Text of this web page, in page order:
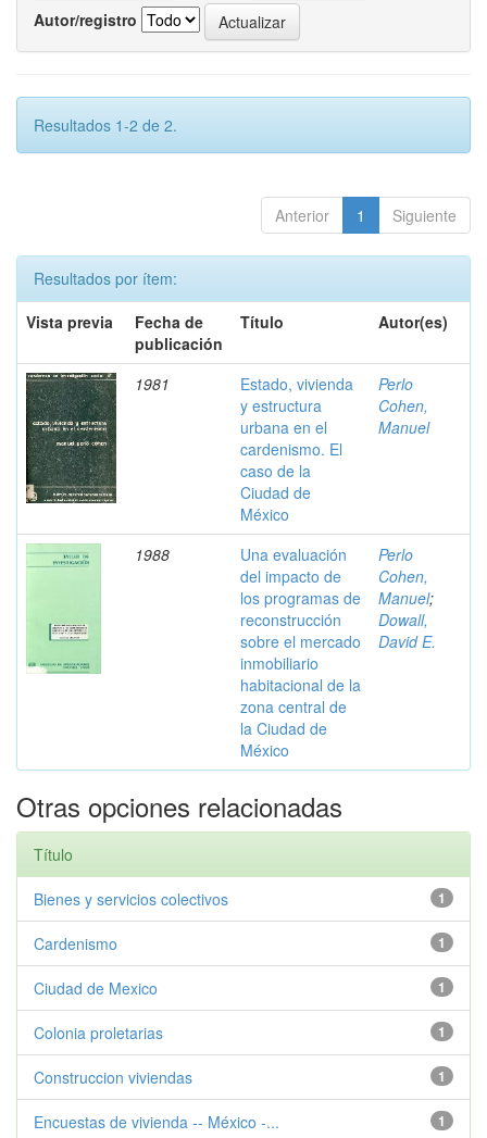
Autor/registro
Resultados 1-2 de 2.
Anterior 1 Siguiente
Resultados por ítem:
Vista previa
Fecha de
publicación
Título Autor(es)
1981
Estado, vivienda
y estructura
urbana en el
cardenismo. El
caso de la
Ciudad de
México
Perlo
Cohen,
Manuel
1988
Una evaluación
del impacto de
los programas de
reconstrucción
sobre el mercado
inmobiliario
habitacional de la
zona central de
la Ciudad de
México
Perlo
Cohen,
Manuel;
Dowall,
David E.
Otras opciones relacionadas
Título
1
Bienes y servicios colectivos
1
Cardenismo
1
Ciudad de Mexico
1
Colonia proletarias
1
Construccion viviendas
1
Encuestas de vivienda -- México -...